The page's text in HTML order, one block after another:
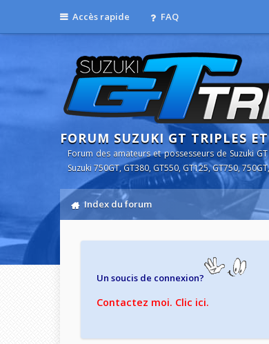
Accès rapide FAQ
FORUM SUZUKI GT TRIPLES
Forum des amateurs et possesseurs de Suzuki
Suzuki 750GT, GT380, GT550, GT125, GT750,
Index du forum
Un soucis de connexion?
Contactez moi. Clic ici.